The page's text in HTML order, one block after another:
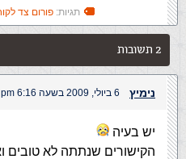
תגיות: פורום צד
2 תשובות
נימיץ 6 ביולי, 2009 בשעה 6:16 pm
יש בעיה
הקישורים שנתתה לא טובים